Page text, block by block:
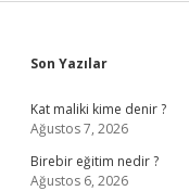
Sidebar
Son Yazılar
Kat maliki kime denir ?
Ağustos 7, 2026
Birebir eğitim nedir ?
Ağustos 6, 2026